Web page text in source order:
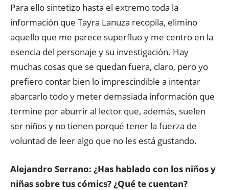
Para ello sintetizo hasta el extremo toda la
información que Tayra Lanuza recopila, elimino
aquello que me parece superfluo y me centro en la
esencia del personaje y su investigación. Hay
muchas cosas que se quedan fuera, claro, pero yo
prefiero contar bien lo imprescindible a intentar
abarcarlo todo y meter demasiada información que
termine por aburrir al lector que, además, suelen
ser niños y no tienen porqué tener la fuerza de
voluntad de leer algo que no les está gustando.
Alejandro Serrano: ¿Has hablado con los niños y
niñas sobre tus cómics? ¿Qué te cuentan?